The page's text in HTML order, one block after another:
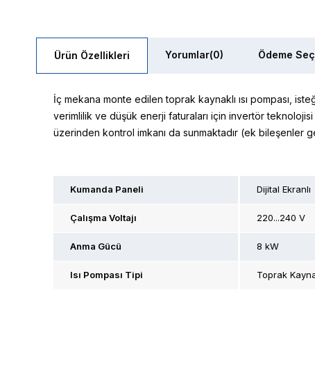
Ürün Özellikleri Yorumlar(0) Ödeme
İç mekana monte edilen toprak kaynaklı ısı pompası,
verimlilik ve düşük enerji faturaları için invertör teknolojisi
üzerinden kontrol imkanı da sunmaktadır (ek bileşenler
Kumanda Paneli Dijital Ekranlı
Çalışma Voltajı 220...240 V
Anma Gücü 8 kW
Isı Pompası Tipi Toprak